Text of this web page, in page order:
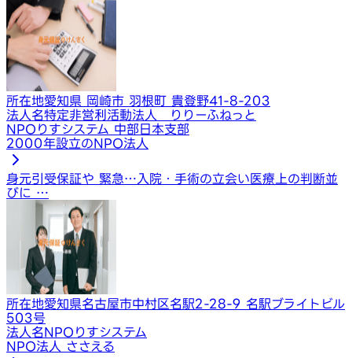
所在地愛知県 岡崎市 羽根町 貴登野41-8-203
法人名特定非営利活動法人 りりーふねっと
NPOりすシステム 中部日本支部
2000年設立のNPO法人
身元引受保証や 緊急… 入院・手術の立会い医療上の判断並
びに …
所在地愛知県名古屋市中村区名駅2-28-9 名駅ブライトビル
503号
法人名NPOりすシステム
NPO法人 ささえる